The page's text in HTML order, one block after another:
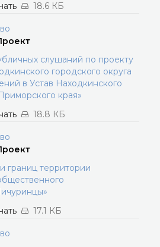
18.6 КБ
слушаний по проекту
городского округа
в Устав Находкинского
края»
18.8 КБ
границ территории
17.1 КБ